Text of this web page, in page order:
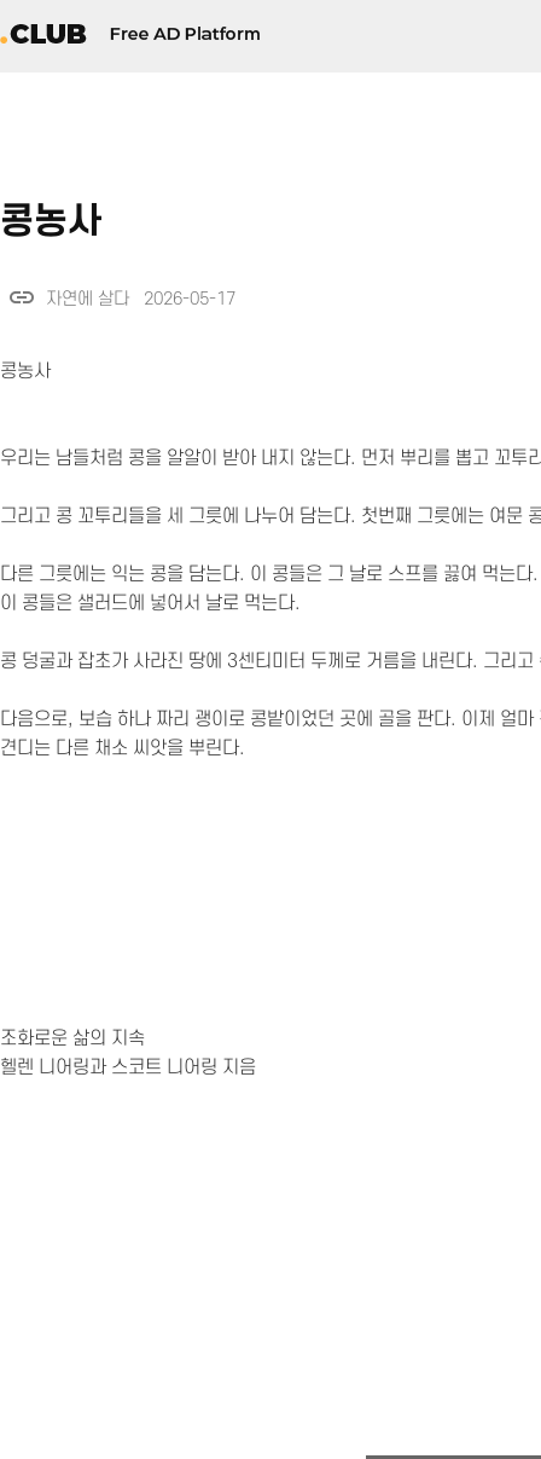
콩농사
link 자연에 살다 2026-05-17
콩농사
우리는 남들처럼 콩을 알알이 받아 내지 않는다. 먼저 뿌리를 뽑고 꼬투
그리고 콩 꼬투리들을 세 그릇에 나누어 담는다. 첫번째 그릇에는 여문
다른 그릇에는 익는 콩을 담는다. 이 콩들은 그 날로 스프를 끓여 먹는
이 콩들은 샐러드에 넣어서 날로 먹는다.
콩 덩굴과 잡초가 사라진 땅에 3센티미터 두께로 거름을 내린다. 그리
다음으로, 보습 하나 짜리 괭이로 콩밭이었던 곳에 골을 판다. 이제 얼
견디는 다른 채소 씨앗을 뿌린다.
조화로운 삶의 지속
헬렌 니어링과 스코트 니어링 지음